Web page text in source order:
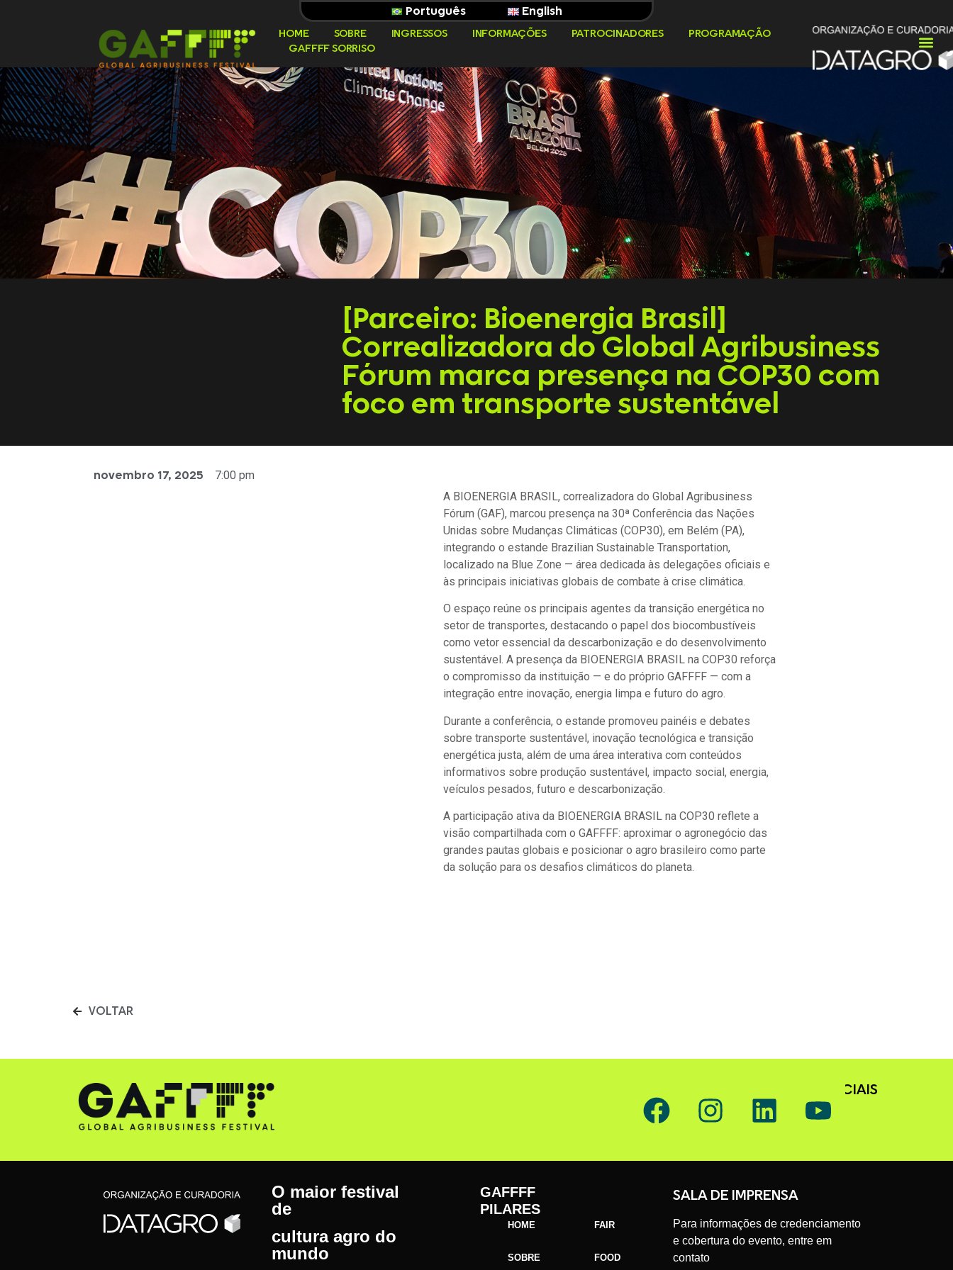
Português English
HOME SOBRE INGRESSOS INFORMAÇÕES PATROCINADORES
PROGRAMAÇÃO
GAFFFF SORRISO
[Parceiro: Bioenergia Brasil]
Correalizadora do Global Agribusiness
Fórum marca presença na COP30 com
foco em transporte sustentável
novembro 17, 2025
7:00 pm
A BIOENERGIA BRASIL, correalizadora do Global Agribusiness
Fórum (GAF), marcou presença na 30ª Conferência das Nações
Unidas sobre Mudanças Climáticas (COP30), em Belém (PA),
integrando o estande Brazilian Sustainable Transportation,
localizado na Blue Zone — área dedicada às delegações oficiais e
às principais iniciativas globais de combate à crise climática.
O espaço reúne os principais agentes da transição energética no
setor de transportes, destacando o papel dos biocombustíveis
como vetor essencial da descarbonização e do desenvolvimento
sustentável. A presença da BIOENERGIA BRASIL na COP30 reforça
o compromisso da instituição — e do próprio GAFFFF — com a
integração entre inovação, energia limpa e futuro do agro.
Durante a conferência, o estande promoveu painéis e debates
sobre transporte sustentável, inovação tecnológica e transição
energética justa, além de uma área interativa com conteúdos
informativos sobre produção sustentável, impacto social, energia,
veículos pesados, futuro e descarbonização.
A participação ativa da BIOENERGIA BRASIL na COP30 reflete a
visão compartilhada com o GAFFFF: aproximar o agronegócio das
grandes pautas globais e posicionar o agro brasileiro como parte
da solução para os desafios climáticos do planeta.
VOLTAR
SIGA O GAFFFF NAS REDES SOCIAIS
O maior festival
de
cultura agro do
mundo
GAFFFF
PILARES
HOME
SOBRE
FAIR
FOOD
SALA DE IMPRENSA
Para informações de credenciamento
e cobertura do evento, entre em
contato